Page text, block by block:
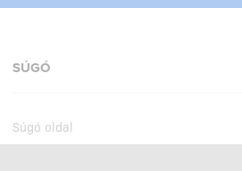
SÚGÓ
Súgó oldal